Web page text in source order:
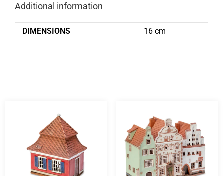
Additional information
DIMENSIONS 16 cm